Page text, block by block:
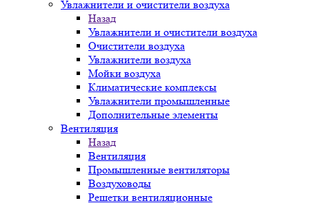
Увлажнители и очистители воздуха
Назад
Увлажнители и очистители воздуха
Очистители воздуха
Увлажнители воздуха
Мойки воздуха
Климатические комплексы
Увлажнители промышленные
Дополнительные элементы
Вентиляция
Назад
Вентиляция
Промышленные вентиляторы
Воздуховоды
Решетки вентиляционные